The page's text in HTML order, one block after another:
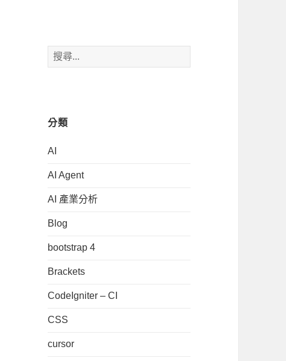
搜
尋
分類
AI
AI Agent
AI 產業分析
Blog
bootstrap 4
Brackets
CodeIgniter – CI
CSS
cursor